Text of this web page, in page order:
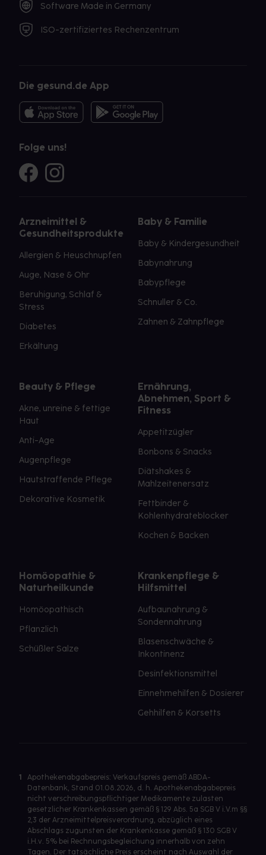
Software Made in Germany
ISO-zertifiziertes Rechenzentrum
Die gesund.de App
Folge uns!
Arzneimittel &
Gesundheitsprodukte
Allergien & Heuschnupfen
Auge, Nase & Ohr
Beruhigung, Schlaf &
Stress
Diabetes
Erkältung
Baby & Familie
Baby & Kindergesundheit
Babynahrung
Babypflege
Schnuller & Co.
Zahnen & Zahnpflege
Beauty & Pflege
Akne, unreine & fettige
Haut
Anti-Age
Augenpflege
Hautstraffende Pflege
Dekorative Kosmetik
Ernährung,
Abnehmen, Sport &
Fitness
Appetitzügler
Bonbons & Snacks
Diätshakes &
Mahlzeitenersatz
Fettbinder &
Kohlenhydrateblocker
Kochen & Backen
Homöopathie &
Naturheilkunde
Homöopathisch
Pflanzlich
Schüßler Salze
Krankenpflege &
Hilfsmittel
Aufbaunahrung &
Sondennahrung
Blasenschwäche &
Inkontinenz
Desinfektionsmittel
Einnehmehilfen & Dosierer
Gehhilfen & Korsetts
1
Apothekenabgabepreis: Verkaufspreis gemäß ABDA-
Datenbank, Stand 01.08.2026, d. h. Apothekenabgabepreis
nicht verschreibungspflichtiger Medikamente zulasten
gesetzlicher Krankenkassen gemäß § 129 Abs. 5a SGB V i.V.m §§
2,3 der Arzneimittelpreisverordnung, abzüglich eines
Abschlags zugunsten der Krankenkasse gemäß § 130 SGB V
i.H.v. 5% bei Rechnungsbegleichung innerhalb von zehn
Tagen. Der tatsächliche Preis erscheint nach Auswahl der